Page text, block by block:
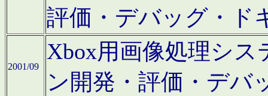
評価・デバッグ・ド
2001/09
Xbox用画像処理シ
ン開発・評価・デバ